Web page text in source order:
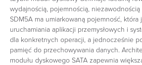
wydajnością, pojemnością, niezawodnością
SDM5A ma umiarkowaną pojemność,
uruchamiania aplikacji przemysłowych i
dla konkretnych operacji, a jednocześnie
pamięć do przechowywania danych.
modułu dyskowego SATA zapewnia